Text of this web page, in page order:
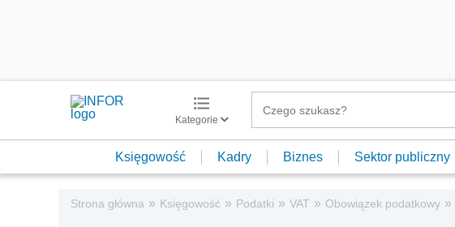
Kategorie
Księgowość Kadry Biznes Sektor publiczny
Strona główna » Księgowość » Podatki » VAT » Obowiązek podatkowy »